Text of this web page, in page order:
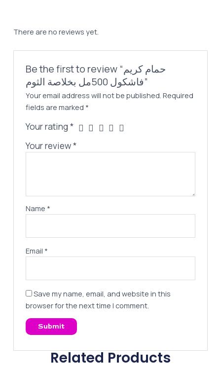
There are no reviews yet.
Be the first to review “حمام كريم
فاشكول 500مل بخلاصة الثوم”
Your email address will not be published. Required
fields are marked *
Your rating*
Your review*
Name *
Email *
Save my name, email, and website in this
browser for the next time I comment.
Related Products